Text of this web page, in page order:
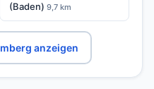
(Baden) 9,7 km
anzeigen